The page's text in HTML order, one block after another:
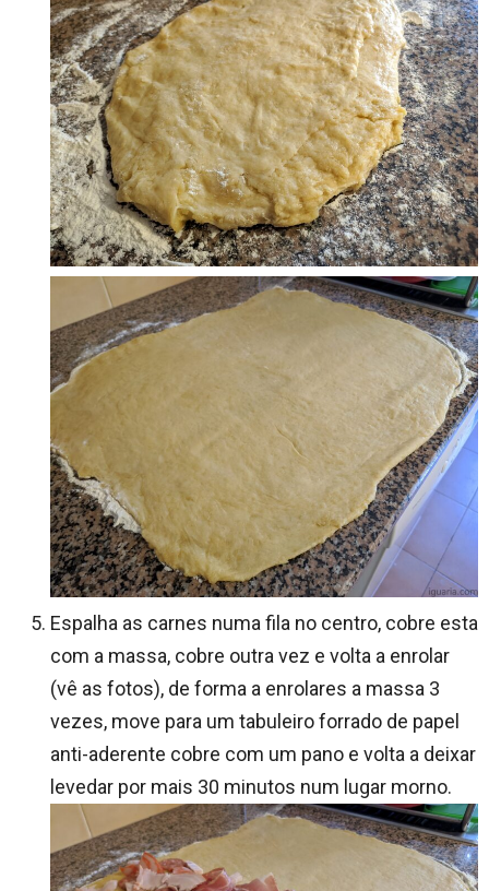
Espalha as carnes numa fila no centro, cobre esta
com a massa, cobre outra vez e volta a enrolar
(vê as fotos), de forma a enrolares a massa 3
vezes, move para um tabuleiro forrado de papel
anti-aderente cobre com um pano e volta a deixar
levedar por mais 30 minutos num lugar morno.